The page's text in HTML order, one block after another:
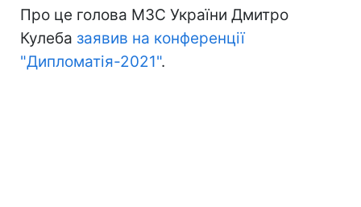
Про це голова МЗС України Дмитро
Кулеба заявив на конференції
"Дипломатія-2021".